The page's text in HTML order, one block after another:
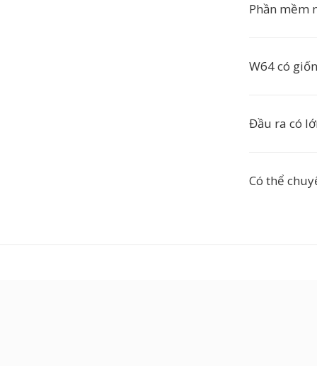
Phần mềm
W64 có
Đầu ra có
Có thể